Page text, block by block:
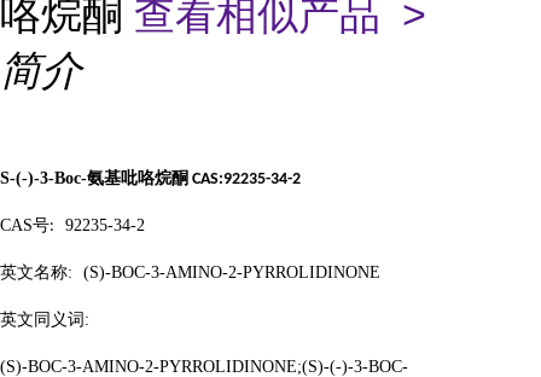
咯烷酮 查看相似产品 >
简介
S-(-)-3-Boc-氨基吡咯烷酮 CAS:92235-34-2
CAS号: 92235-34-2
英文名称: (S)-BOC-3-AMINO-2-PYRROLIDINONE
英文同义词 :
(S)-BOC-3-AMINO-2-PYRROLIDINONE;(S)-(-)-3-BOC-